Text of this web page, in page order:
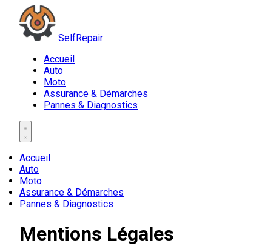
SelfRepair
Accueil
Auto
Moto
Assurance & Démarches
Pannes & Diagnostics
Accueil
Auto
Moto
Assurance & Démarches
Pannes & Diagnostics
Mentions Légales